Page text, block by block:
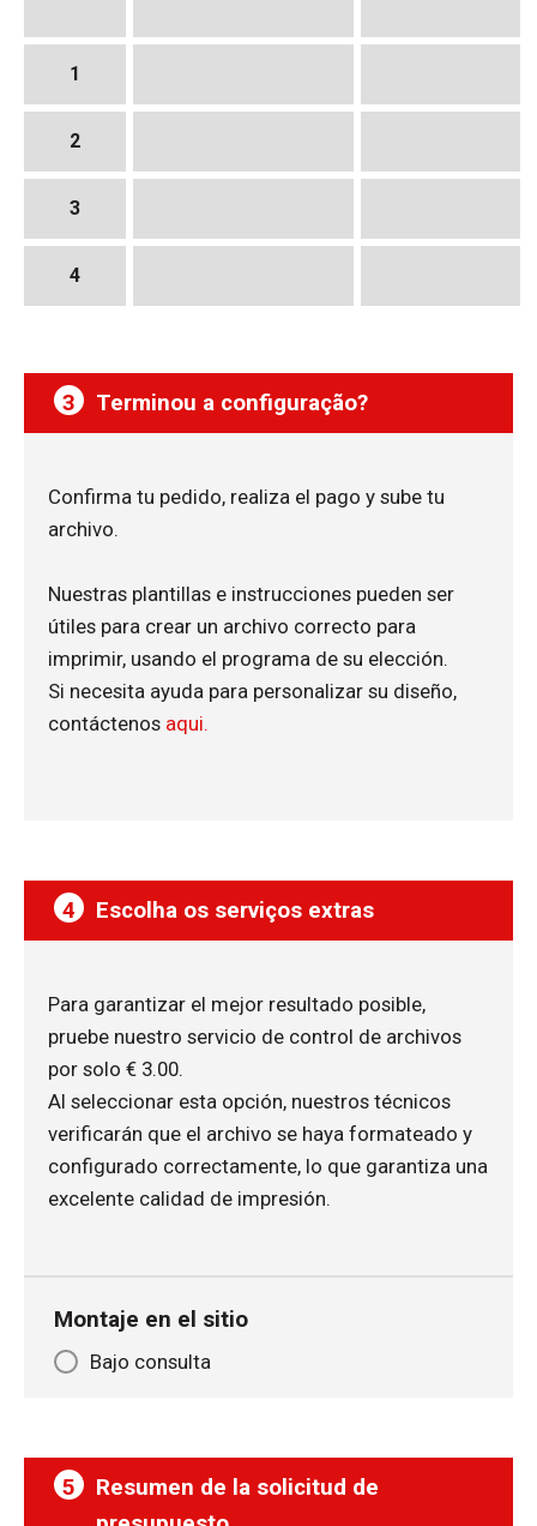
1
2
3
4
3 Terminou a configuração?
Confirma tu pedido, realiza el pago y sube tu
archivo.
Nuestras plantillas e instrucciones pueden ser
útiles para crear un archivo correcto para
imprimir, usando el programa de su elección.
Si necesita ayuda para personalizar su diseño,
contáctenos aqui.
4 Escolha os serviços extras
Para garantizar el mejor resultado posible,
pruebe nuestro servicio de control de archivos
por solo € 3.00.
Al seleccionar esta opción, nuestros técnicos
verificarán que el archivo se haya formateado y
configurado correctamente, lo que garantiza una
excelente calidad de impresión.
Montaje en el sitio
Bajo consulta
5
Resumen de la solicitud de